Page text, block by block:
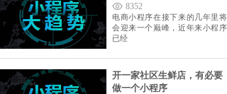
8352
电商小程序在接下来的几年里将
会迎来一个巅峰，近年来小程序
已经
开一家社区生鲜店，有必要
做一个小程序